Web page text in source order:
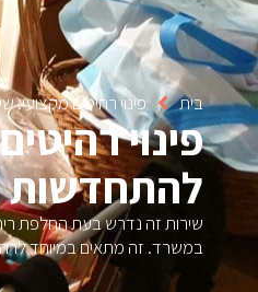
בית פינוי רהיטים
פינוי
להתחדשות
שירות זה נדרש בעת החלפת
במשרד. זה מתאים במיוחד